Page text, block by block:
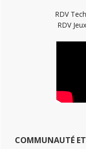
RDV
RDV
COMMUNAUTÉ ET